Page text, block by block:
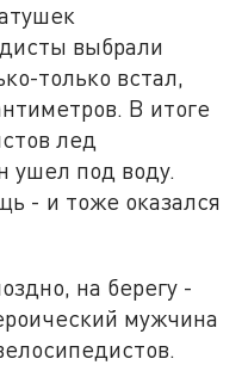
выбрали
только встал,
В итоге
лед
ушел под воду.
- и тоже оказался
на берегу -
мужчина